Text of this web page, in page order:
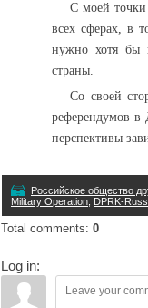
С моей точки
всех сферах, в
нужно хотя бы
страны.
Со своей
референдумов в
перспективы
Российское общество
Military Operation
DPRK-
Total comments: 0
Log in: